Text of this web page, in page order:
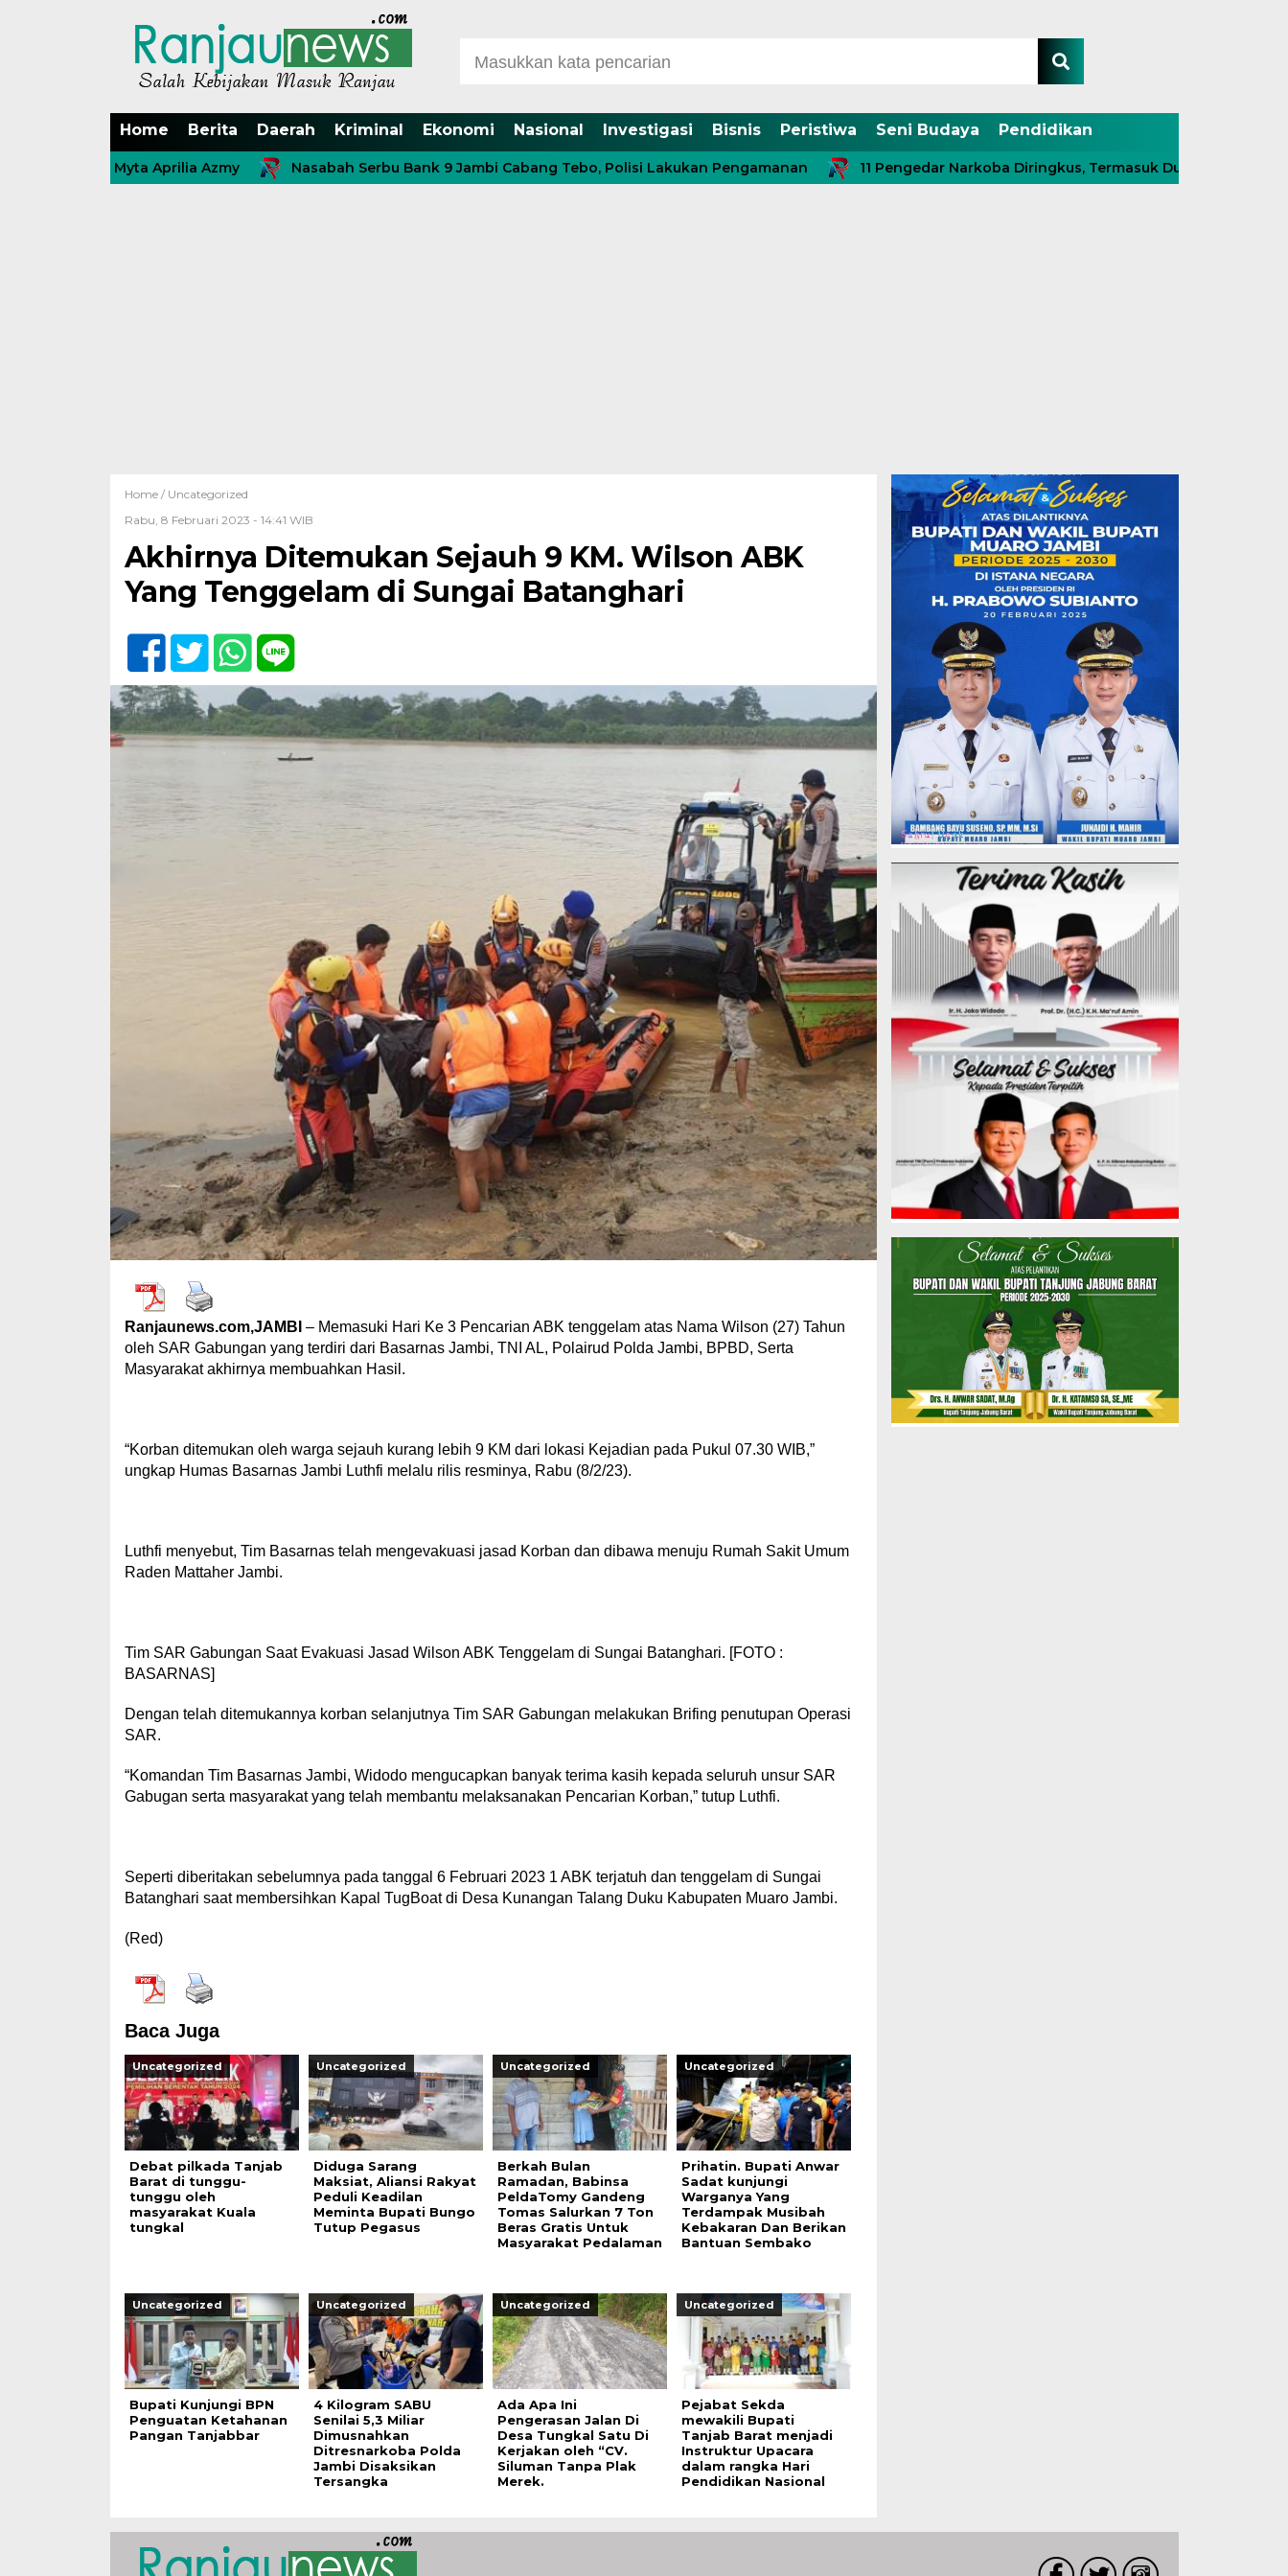
Home Berita Daerah Kriminal Ekonomi Nasional Investigasi Bisnis Peristiwa Seni Budaya Pendidikan
dr. Myta Aprilia Azmy Nasabah Serbu Bank 9 Jambi Cabang Tebo, Polisi Lakukan Pengamanan 11 Pengedar Narkoba Diringkus, Termasuk Dua Kelas Kakap Jaringan
Home / Uncategorized
Rabu, 8 Februari 2023 - 14:41 WIB
Akhirnya Ditemukan Sejauh 9 KM. Wilson ABK
Yang Tenggelam di Sungai Batanghari
Ranjaunews.com,JAMBI – Memasuki Hari Ke 3 Pencarian ABK tenggelam atas Nama Wilson (27) Tahun
oleh SAR Gabungan yang terdiri dari Basarnas Jambi, TNI AL, Polairud Polda Jambi, BPBD, Serta
Masyarakat akhirnya membuahkan Hasil.
“Korban ditemukan oleh warga sejauh kurang lebih 9 KM dari lokasi Kejadian pada Pukul 07.30 WIB,”
ungkap Humas Basarnas Jambi Luthfi melalu rilis resminya, Rabu (8/2/23).
Luthfi menyebut, Tim Basarnas telah mengevakuasi jasad Korban dan dibawa menuju Rumah Sakit Umum
Raden Mattaher Jambi.
Tim SAR Gabungan Saat Evakuasi Jasad Wilson ABK Tenggelam di Sungai Batanghari. [FOTO :
BASARNAS]
Dengan telah ditemukannya korban selanjutnya Tim SAR Gabungan melakukan Brifing penutupan Operasi
SAR.
“Komandan Tim Basarnas Jambi, Widodo mengucapkan banyak terima kasih kepada seluruh unsur SAR
Gabugan serta masyarakat yang telah membantu melaksanakan Pencarian Korban,” tutup Luthfi.
Seperti diberitakan sebelumnya pada tanggal 6 Februari 2023 1 ABK terjatuh dan tenggelam di Sungai
Batanghari saat membersihkan Kapal TugBoat di Desa Kunangan Talang Duku Kabupaten Muaro Jambi.
(Red)
Baca Juga
Uncategorized
Debat pilkada Tanjab
Barat di tunggu-
tunggu oleh
masyarakat Kuala
tungkal
Uncategorized
Diduga Sarang
Maksiat, Aliansi Rakyat
Peduli Keadilan
Meminta Bupati Bungo
Tutup Pegasus
Uncategorized
Berkah Bulan
Ramadan, Babinsa
PeldaTomy Gandeng
Tomas Salurkan 7 Ton
Beras Gratis Untuk
Masyarakat Pedalaman
Uncategorized
Prihatin. Bupati Anwar
Sadat kunjungi
Warganya Yang
Terdampak Musibah
Kebakaran Dan Berikan
Bantuan Sembako
Uncategorized
Bupati Kunjungi BPN
Penguatan Ketahanan
Pangan Tanjabbar
Uncategorized
4 Kilogram SABU
Senilai 5,3 Miliar
Dimusnahkan
Ditresnarkoba Polda
Jambi Disaksikan
Tersangka
Uncategorized
Ada Apa Ini
Pengerasan Jalan Di
Desa Tungkal Satu Di
Kerjakan oleh “CV.
Siluman Tanpa Plak
Merek.
Uncategorized
Pejabat Sekda
mewakili Bupati
Tanjab Barat menjadi
Instruktur Upacara
dalam rangka Hari
Pendidikan Nasional